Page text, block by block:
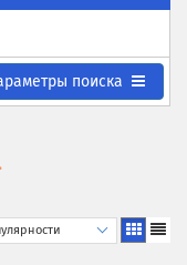
parametrsпоиска